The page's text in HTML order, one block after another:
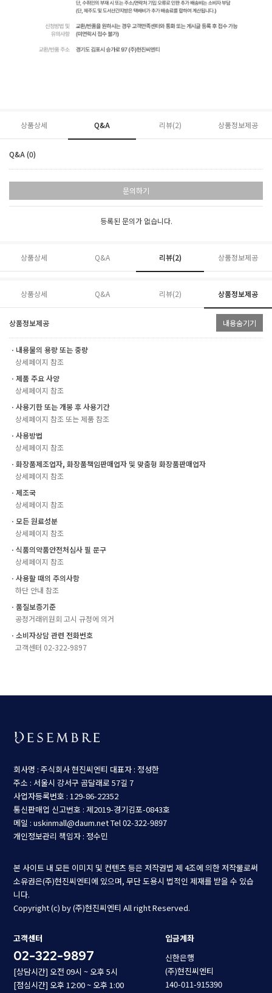
상품상세 Q&A 리뷰(2) 상품정보제공
Q&A (0)
문의하기
등록된 문의가 없습니다.
상품상세 Q&A 리뷰(2) 상품정보제공
상품상세 Q&A 리뷰(2) 상품정보제공
상품정보제공 내용숨기기
ㆍ내용물의 용량 또는 중량
상세페이지 참조
ㆍ제품 주요 사양
상세페이지 참조
ㆍ사용기한 또는 개봉 후 사용기간
상세페이지 참조 또는 제품 참조
ㆍ사용방법
상세페이지 참조
ㆍ화장품제조업자, 화장품책임판매업자 및 맞춤형 화장품판매업자
상세페이지 참조
ㆍ제조국
상세페이지 참조
ㆍ모든 원료성분
상세페이지 참조
ㆍ식품의약품안전처심사 필 문구
상세페이지 참조
ㆍ사용할 때의 주의사항
하단 안내 참조
ㆍ품질보증기준
공정거래위원회 고시 규정에 의거
ㆍ소비자상담 관련 전화번호
고객센터 02-322-9897
회사명 : 주식회사 현진씨엔티 대표자 : 정성한
주소 : 서울시 강서구 곰달래로 57길 7
사업자등록번호 : 129-86-22352
통신판매업 신고번호 : 제2019-경기김포-0843호
메일 : uskinmall@daum.netTel 02-322-9897
개인정보관리 책임자 : 정수민
본 사이트 내 모든 이미지 및 컨텐츠 등은 저작권법 제 4조에 의한 저작물로써
소유권은(주)현진씨엔티에 있으며, 무단 도용시 법적인 제재를 받을 수 있습
니다.
Copyright (c) by (주)현진씨엔티 All right Reserved.
고객센터
02-322-9897
[상담시간] 오전 09시 ~ 오후 5시
[점심시간] 오후 12:00 ~ 오후 1:00
입금계좌
신한은행
(주)현진씨엔티
140-011-915390